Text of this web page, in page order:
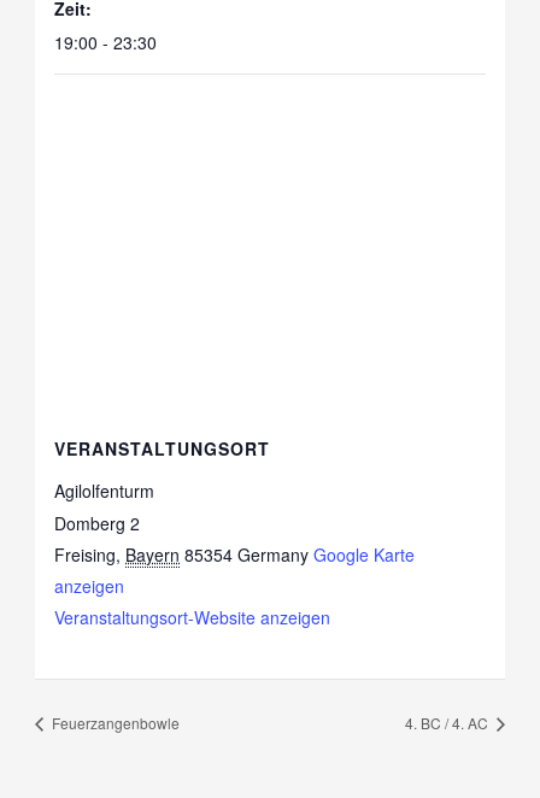
Zeit:
19:00 - 23:30
VERANSTALTUNGSORT
Agilolfenturm
Domberg 2
Freising, Bayern 85354 Germany Google Karte
anzeigen
Veranstaltungsort-Website anzeigen
Feuerzangenbowle 4. BC / 4. AC